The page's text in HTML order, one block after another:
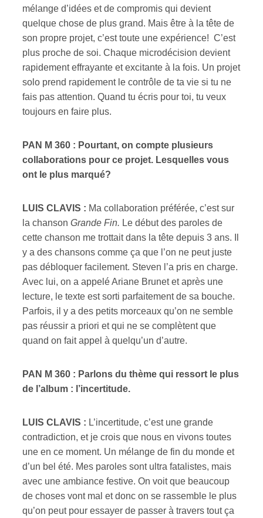
mélange d’idées et de compromis qui devient
quelque chose de plus grand. Mais être à la tête de
son propre projet, c’est toute une expérience! C’est
plus proche de soi. Chaque microdécision devient
rapidement effrayante et excitante à la fois. Un projet
solo prend rapidement le contrôle de ta vie si tu ne
fais pas attention. Quand tu écris pour toi, tu veux
toujours en faire plus.
PAN M 360 : Pourtant, on compte plusieurs
collaborations pour ce projet. Lesquelles vous
ont le plus marqué?
LUIS CLAVIS : Ma collaboration préférée, c’est sur
la chanson Grande Fin. Le début des paroles de
cette chanson me trottait dans la tête depuis 3 ans. Il
y a des chansons comme ça que l’on ne peut juste
pas débloquer facilement. Steven l’a pris en charge.
Avec lui, on a appelé Ariane Brunet et après une
lecture, le texte est sorti parfaitement de sa bouche.
Parfois, il y a des petits morceaux qu’on ne semble
pas réussir a priori et qui ne se complètent que
quand on fait appel à quelqu’un d’autre.
PAN M 360 : Parlons du thème qui ressort le plus
de l’album : l’incertitude.
LUIS CLAVIS : L’incertitude, c’est une grande
contradiction, et je crois que nous en vivons toutes
une en ce moment. Un mélange de fin du monde et
d’un bel été. Mes paroles sont ultra fatalistes, mais
avec une ambiance festive. On voit que beaucoup
de choses vont mal et donc on se rassemble le plus
qu’on peut pour essayer de passer à travers tout ça